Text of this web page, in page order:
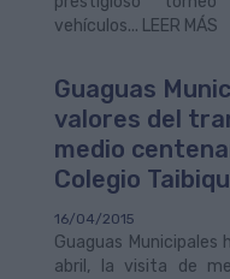
vehículos... LEER MÁS
Guaguas
valores del
medio
Colegio
16/04/2015
Guaguas
abril, la visita de